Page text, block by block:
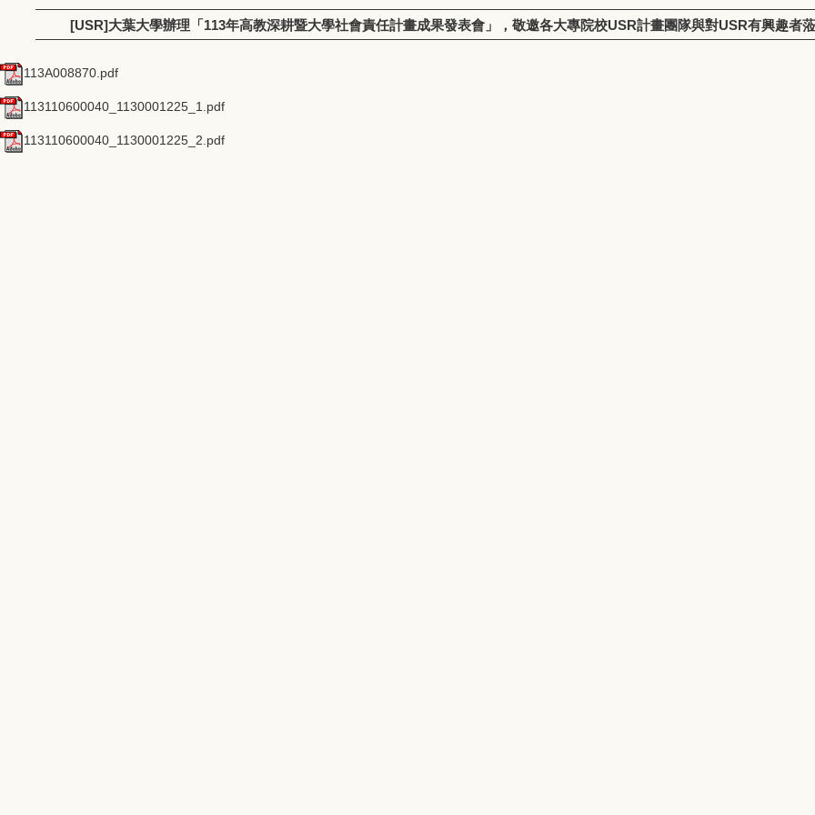
[USR]大葉大學辦理「113年高教深耕暨大學社會責任計畫成果發表會」，敬邀各大專院校USR計畫團隊與對USR有興趣者
113A008870.pdf
113110600040_1130001225_1.pdf
113110600040_1130001225_2.pdf